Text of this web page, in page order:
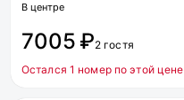
В центре
7005 ₽2 гостя
Остался 1 номер по этой цене